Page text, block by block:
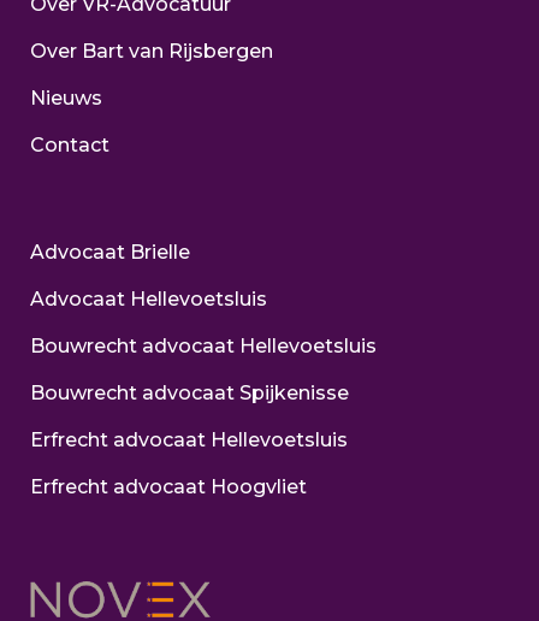
Over VR-Advocatuur
Over Bart van Rijsbergen
Nieuws
Contact
Advocaat Brielle
Advocaat Hellevoetsluis
Bouwrecht advocaat Hellevoetsluis
Bouwrecht advocaat Spijkenisse
Erfrecht advocaat Hellevoetsluis
Erfrecht advocaat Hoogvliet